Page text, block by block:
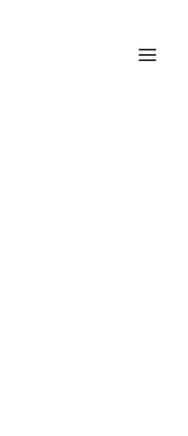
! Notre boutique est en
newsletter